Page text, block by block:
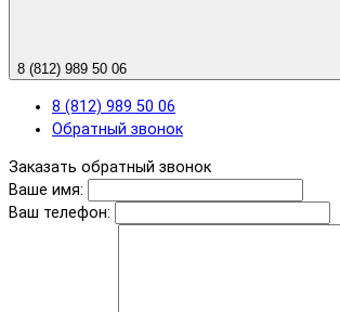
8 (812) 989 50 06
8 (812) 989 50 06
Обратный звонок
Заказать обратный звонок
Ваше имя:
Ваш телефон: